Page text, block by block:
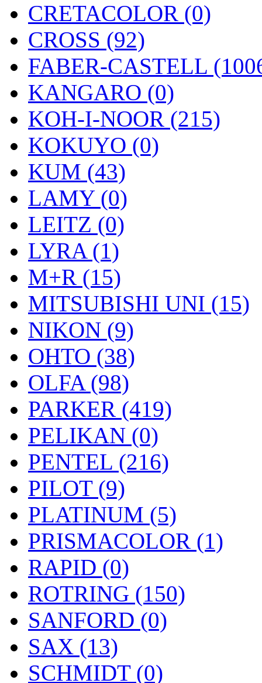
CRETACOLOR (0)
CROSS (92)
FABER-CASTELL
KANGARO (0)
KOH-I-NOOR (215)
KOKUYO (0)
KUM (43)
LAMY (0)
LEITZ (0)
LYRA (1)
M+R (15)
MITSUBISHI UNI (15)
NIKON (9)
OHTO (38)
OLFA (98)
PARKER (419)
PELIKAN (0)
PENTEL (216)
PILOT (9)
PLATINUM (5)
PRISMACOLOR (1)
RAPID (0)
ROTRING (150)
SANFORD (0)
SAX (13)
SCHMIDT (0)